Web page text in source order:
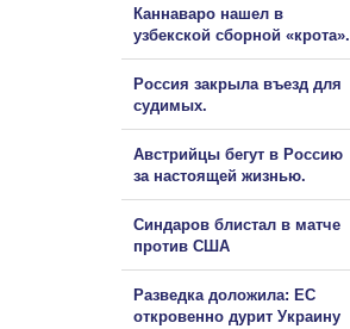
Каннаваро нашел в
узбекской сборной «крота».
Россия закрыла въезд для
судимых.
Австрийцы бегут в Россию
за настоящей жизнью.
Синдаров блистал в матче
против США
Разведка доложила: ЕС
откровенно дурит Украину